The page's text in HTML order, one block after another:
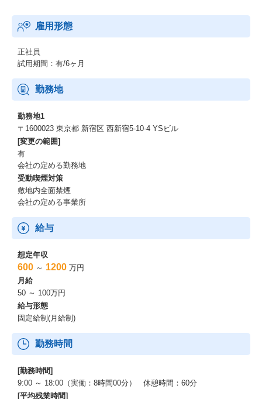
■CEO直下で、組織づくりの意思決定に関われる
採用計画から制度設計まで、
CEOや各事業責任者と直接議論しながら進めるポジションです。
少数精鋭ゆえ経営との距離が近く、
大きな裁量を持って関われます。
人事を一機能としてではなく、
経営アジェンダとして動かせる環境です。
■今後の日本で重宝される"グローバル組織のHR"経験が積める
日本の労働人口が減り続けるなか、
多国籍組織のマネジメントは今後あらゆる企業に求められるテー
マになります。
社員の40%が東南アジア出身、
東京・インドネシアの2拠点というグローバルな組織で、
文化も商習慣も異なるメンバーをまとめる難易度の高い組織づく
りに挑める。
日本人組織だけでは得られない、
これからの時代に希少価値の高いHR経験が積めるポジションで
す。
■「妹が高校に行けるように」を創る組織の、土台を支える
LivCoの紹介で就職した方からは
「妹が高校に行けるようになりました」と涙ながらに感謝の言葉
をいただくことがあります。
あなたが採用し、育て、定着させる仲間の一人ひとりが、
その先で何百人もの東南アジアの若者に雇用を届けていく。
社会課題の解決に挑む組織の基盤を、
人と組織の側から支えるポジションです。
雇用形態
正社員
試用期間：有/6ヶ月
勤務地
勤務地1
〒1600023 東京都 新宿区 西新宿5-10-4 YSビル
[変更の範囲]
有
会社の定める勤務地
受動喫煙対策
敷地内全面禁煙
会社の定める事業所
給与
想定年収
600 ～ 1200 万円
月給
50 ～ 100万円
給与形態
固定給制(月給制)
勤務時間
[勤務時間]
9:00 ～ 18:00（実働：8時間00分） 休憩時間：60分
[平均残業時間]